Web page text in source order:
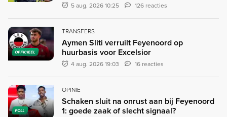
5 aug. 2026 10:25 126 reacties
OFFICIEEL
TRANSFERS
Aymen Sliti verruilt Feyenoord op
huurbasis voor Excelsior
4 aug. 2026 19:03 16 reacties
POLL
OPINIE
Schaken sluit na onrust aan bij Feyenoord
1: goede zaak of slecht signaal?